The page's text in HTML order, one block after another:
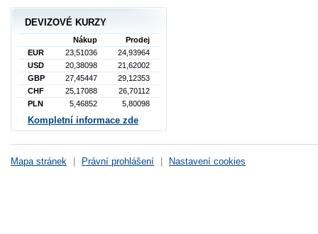
DEVIZOVÉ KURZY
Nákup
Prodej
EUR
23,51036
24,93964
USD
20,38098
21,62002
GBP
27,45447
29,12353
CHF
25,17088
26,70112
PLN
5,46852 5,80098
Kompletní informace zde
Mapa stránek Právní prohlášení Nastavení cookies